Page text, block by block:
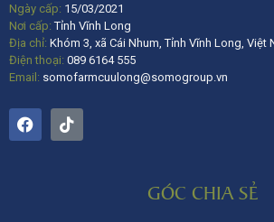
Ngày cấp: 15/03/2021
Nơi cấp:Tỉnh Vĩnh Long
Địa chỉ: Khóm 3, xã Cái Nhum, Tỉnh Vĩnh Long, Việt
Điện thoại: 089 6164 555
Email: somofarmcuulong@somogroup.vn
GÓC CHIA SẺ